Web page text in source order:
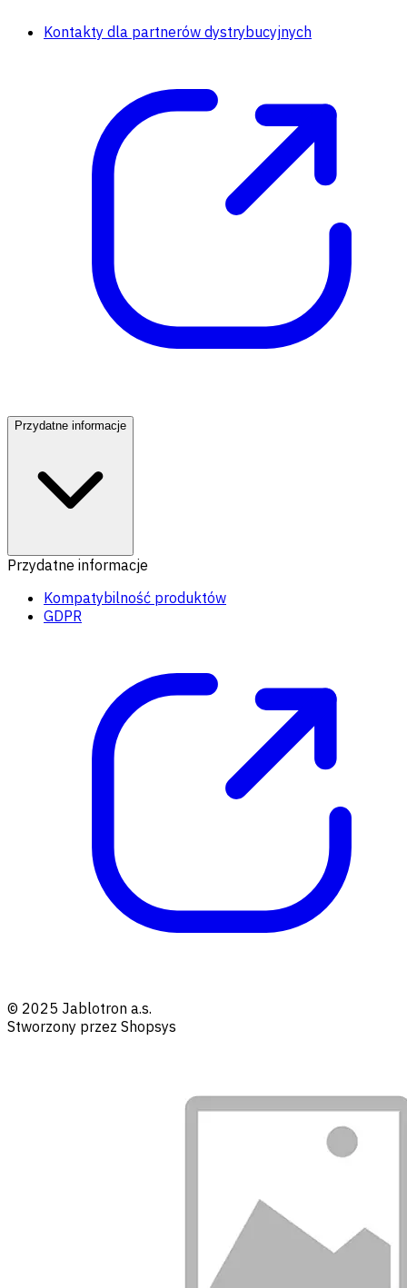
Kontakty dla partnerów dystrybucyjnych
Przydatne informacje
Przydatne informacje
Kompatybilność produktów
GDPR
© 2025 Jablotron a.s.
Stworzony przez Shopsys